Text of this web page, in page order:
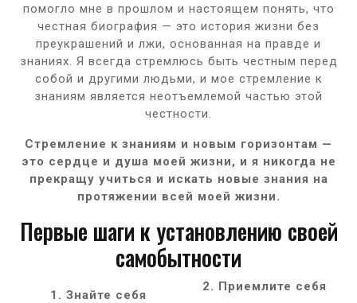
помогло мне в прошлом и настоящем понять, что
честная биография — это история жизни без
преукрашений и лжи, основанная на правде и
знаниях. Я всегда стремлюсь быть честным перед
собой и другими людьми, и мое стремление к
знаниям является неотъемлемой частью этой
честности.
Стремление к знаниям и новым горизонтам —
это сердце и душа моей жизни, и я никогда не
прекращу учиться и искать новые знания на
протяжении всей моей жизни.
Первые шаги к установлению своей
самобытности
1. Знайте себя
2. Приемлите себя